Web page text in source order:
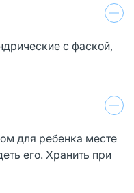
с фаской,
для ребенка месте
его. Хранить при